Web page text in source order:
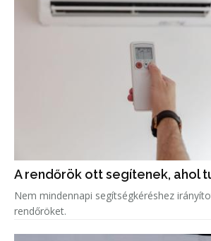
A rendőrök ott segítenek, ahol
Nem mindennapi segítségkéréshez
rendőröket.